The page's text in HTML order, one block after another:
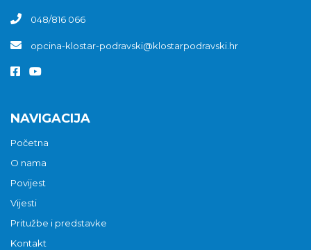
048/816 066
opcina-klostar-podravski@klostarpodravski.hr
NAVIGACIJA
Početna
O nama
Povijest
Vijesti
Pritužbe i predstavke
Kontakt